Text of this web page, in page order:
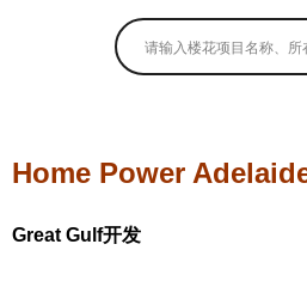
地产相关
卖房指南
贷款指南
Home Power
Great Gulf开发